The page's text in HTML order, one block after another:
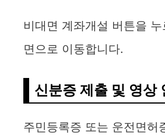
비대면 계좌개설 버튼을
면으로 이동합니다.
신분증 제출 및 영상
주민등록증 또는 운전면허